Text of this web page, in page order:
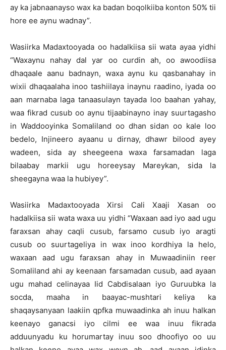
ay ka jabnaanayso wax ka badan boqolkiiba konton 50% tii
hore ee aynu wadnay”.
Wasiirka Madaxtooyada oo hadalkiisa sii wata ayaa yidhi
“Waxaynu nahay dal yar oo curdin ah, oo awoodiisa
dhaqaale aanu badnayn, waxa aynu ku qasbanahay in
wixii dhaqaalaha inoo tashiilaya inaynu raadino, iyada oo
aan marnaba laga tanaasulayn tayada loo baahan yahay,
waa fikrad cusub oo aynu tijaabinayno inay suurtagasho
in Waddooyinka Somaliland oo dhan sidan oo kale loo
bedelo, Injineero ayaanu u dirnay, dhawr bilood ayey
wadeen, sida ay sheegeena waxa farsamadan laga
bilaabay markii ugu horeeysay Mareykan, sida la
sheegayna waa la hubiyey”.
Wasiirka Madaxtooyada Xirsi Cali Xaaji Xasan oo
hadalkiisa sii wata waxa uu yidhi “Waxaan aad iyo aad ugu
faraxsan ahay caqli cusub, farsamo cusub iyo aragti
cusub oo suurtageliya in wax inoo kordhiya la helo,
waxaan aad ugu faraxsan ahay in Muwaadiniin reer
Somaliland ahi ay keenaan farsamadan cusub, aad ayaan
ugu mahad celinayaa Iid Cabdisalaan iyo Guruubka la
socda, maaha in baayac-mushtari keliya ka
shaqaysanyaan laakiin qpfka muwaadinka ah inuu halkan
keenayo ganacsi iyo cilmi ee waa inuu fikrada
adduunyadu ku horumartay inuu soo dhoofiyo oo uu